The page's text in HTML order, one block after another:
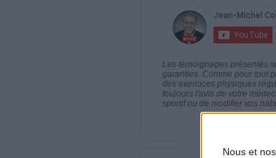
Nous et
Les témoignages présentés
garanties. Comme pour tout
des exercices physiques
toujours l'avis de votre
sportif ou de modifier vos